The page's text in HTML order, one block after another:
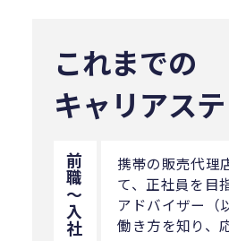
これまでの
キャリアス
前
職
〜
入
社
携帯の販売代理
て、正社員を目
アドバイザー（
働き方を知り、